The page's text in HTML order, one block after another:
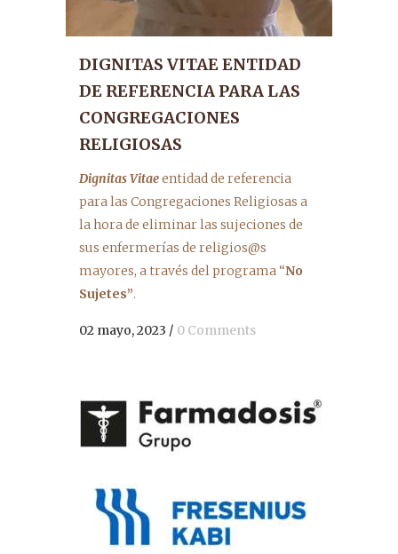
DIGNITAS VITAE ENTIDAD
DE REFERENCIA PARA LAS
CONGREGACIONES
RELIGIOSAS
Dignitas Vitaeentidad de referencia
para las Congregaciones Religiosas a
la hora de eliminar las sujeciones de
sus enfermerías de religios@s
mayores, a través del programa “No
Sujetes”.
02 mayo, 2023 / 0 Comments